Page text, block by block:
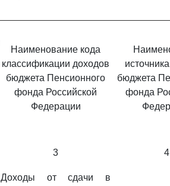
Наименование кода
классификации доходов
бюджета Пенсионного
фонда Российской
Федерации
бюджета
фонда
3 4
Доходы от сдачи в